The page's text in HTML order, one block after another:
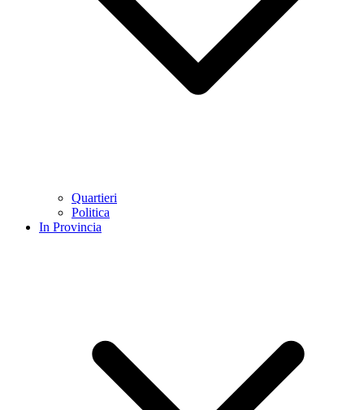
Quartieri
Politica
In Provincia